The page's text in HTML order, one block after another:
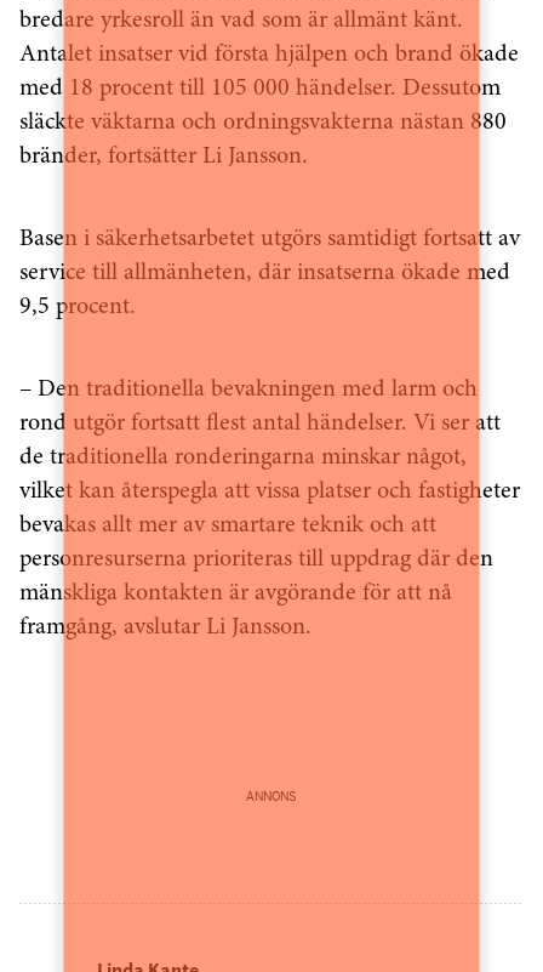
bredare yrkesroll än vad som är allmänt känt.
Antalet insatser vid första hjälpen och brand ökade
med 18 procent till 105 000 händelser. Dessutom
släckte väktarna och ordningsvakterna nästan 880
bränder, fortsätter Li Jansson.
Basen i säkerhetsarbetet utgörs samtidigt fortsatt av
service till allmänheten, där insatserna ökade med
9,5 procent.
– Den traditionella bevakningen med larm och
rond utgör fortsatt flest antal händelser. Vi ser att
de traditionella ronderingarna minskar något,
vilket kan återspegla att vissa platser och fastigheter
bevakas allt mer av smartare teknik och att
personresurserna prioriteras till uppdrag där den
mänskliga kontakten är avgörande för att nå
framgång, avslutar Li Jansson.
ANNONS